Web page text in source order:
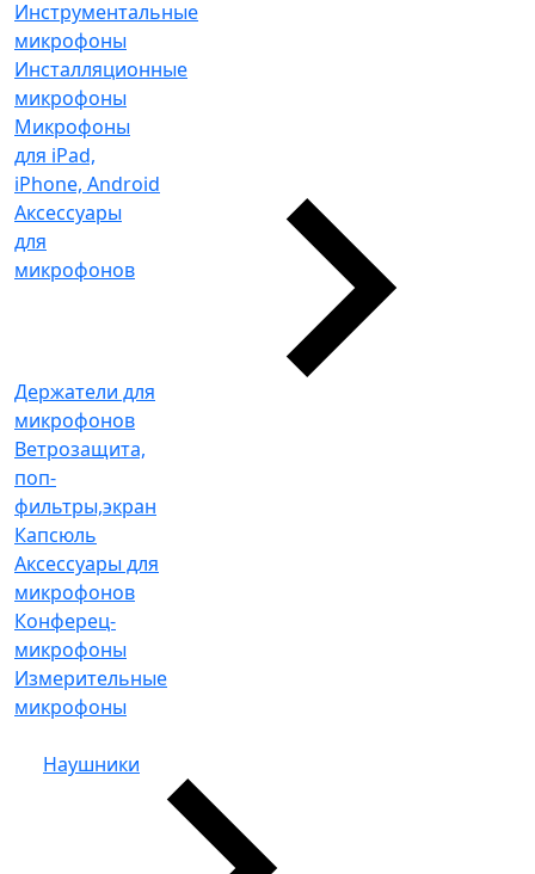
Инструментальные
микрофоны
Инсталляционные
микрофоны
Микрофоны
для iPad,
iPhone, Android
Аксессуары
для
микрофонов
Держатели для
микрофонов
Ветрозащита,
поп-
фильтры,экран
Капсюль
Аксессуары для
микрофонов
Конферец-
микрофоны
Измерительные
микрофоны
Наушники